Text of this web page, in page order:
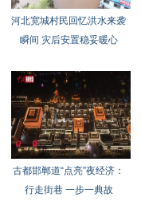
河北宽城村民回忆洪水来袭
瞬间 灾后安置稳妥暖心
古都邯郸道“点亮”夜经济：
行走街巷 一步一典故